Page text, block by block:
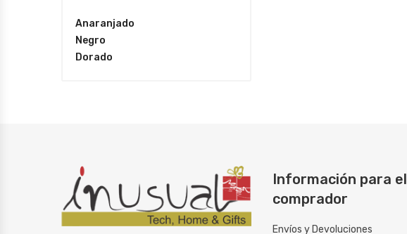
Anaranjado
Negro
Dorado
Información para el
comprador
Envíos y Devoluciones